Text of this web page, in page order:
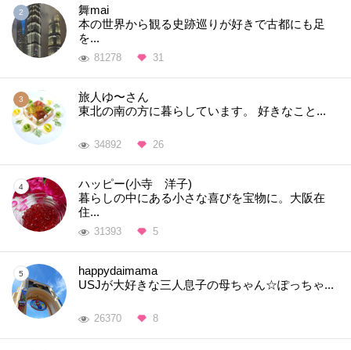
舞mai
本の世界から観る史跡巡りが好きで古都にも足
を...
81278 31
旅人ゆ〜さん
東北の南の方に暮らしています。 好きなこと...
34892 26
ハッピー(小寺 洋子)
暮らしの中にある小さな喜びを宝物に。大阪在
住...
31393 5
happydaimama
USJが大好きな三人息子の母ちゃん☆ぽっちゃ...
26370 8